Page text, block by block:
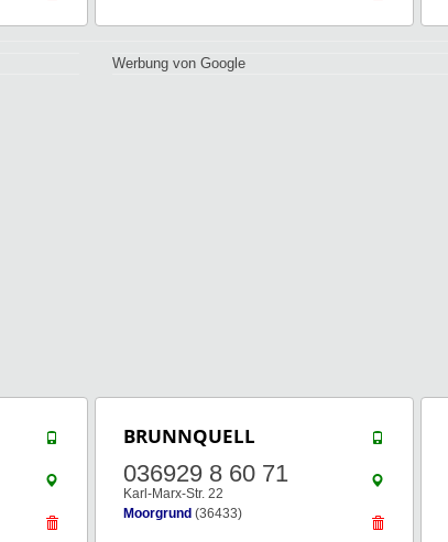
Werbung von Google
BRUNNQUELL
036929 8 60 71
Karl-Marx-Str. 22
Moorgrund (36433)